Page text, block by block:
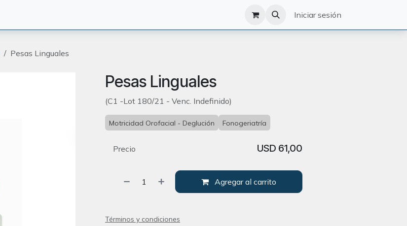
Iniciar sesión
Pesas Linguales
Pesas Linguales
(C1 -Lot 180/21 - Venc. Indefinido)
Motricidad Orofacial - Deglución Fonogeriatría
Agregar al carrito
Precio USD 61,00
Términos y condiciones